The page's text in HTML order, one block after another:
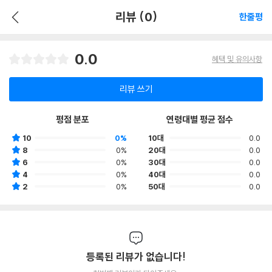
리뷰 (0) 한줄평
0.0 혜택 및 유의사항
리뷰 쓰기
평점 분포
10
0%
8
0%
6
0%
4
0%
2
0%
연령대별 평균 점수
10대
0.0
20대
0.0
30대
0.0
40대
0.0
50대
0.0
등록된 리뷰가 없습니다!